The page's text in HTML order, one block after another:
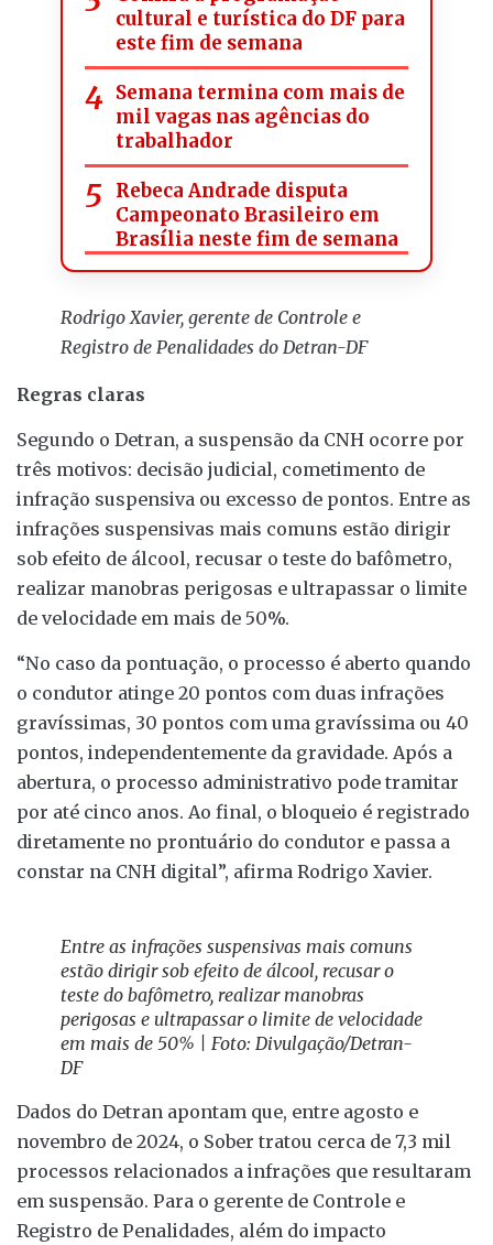
cultural e turística do DF para
este fim de semana
Semana termina com mais de
mil vagas nas agências do
trabalhador
Rebeca Andrade disputa
Campeonato Brasileiro em
Brasília neste fim de semana
Rodrigo Xavier, gerente de Controle e
Registro de Penalidades do Detran-DF
Regras claras
Segundo o Detran, a suspensão da CNH ocorre por
três motivos: decisão judicial, cometimento de
infração suspensiva ou excesso de pontos. Entre as
infrações suspensivas mais comuns estão dirigir
sob efeito de álcool, recusar o teste do bafômetro,
realizar manobras perigosas e ultrapassar o limite
de velocidade em mais de 50%.
“No caso da pontuação, o processo é aberto quando
o condutor atinge 20 pontos com duas infrações
gravíssimas, 30 pontos com uma gravíssima ou 40
pontos, independentemente da gravidade. Após a
abertura, o processo administrativo pode tramitar
por até cinco anos. Ao final, o bloqueio é registrado
diretamente no prontuário do condutor e passa a
constar na CNH digital”, afirma Rodrigo Xavier.
Entre as infrações suspensivas mais comuns
estão dirigir sob efeito de álcool, recusar o
teste do bafômetro, realizar manobras
perigosas e ultrapassar o limite de velocidade
em mais de 50% | Foto: Divulgação/Detran-
DF
Dados do Detran apontam que, entre agosto e
novembro de 2024, o Sober tratou cerca de 7,3 mil
processos relacionados a infrações que resultaram
em suspensão. Para o gerente de Controle e
Registro de Penalidades, além do impacto